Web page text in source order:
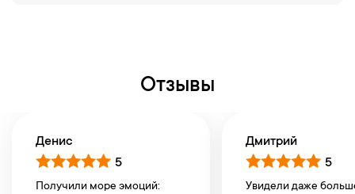
Отзывы
Денис
5
Получили море эмоций:
Дмитрий
5
Увидели даже